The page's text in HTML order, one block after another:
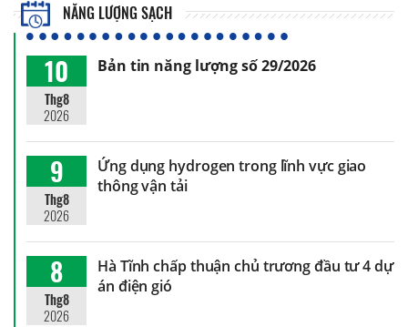
NĂNG LƯỢNG SẠCH
10
Thg8
2026
Bản tin năng lượng số 29/2026
9
Thg8
2026
Ứng dụng hydrogen trong lĩnh vực giao
thông vận tải
8
Thg8
2026
Hà Tĩnh chấp thuận chủ trương đầu tư 4 dự
án điện gió